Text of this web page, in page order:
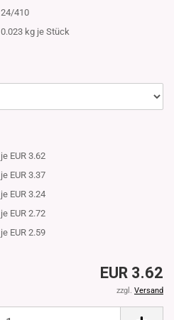
24/410
0.023 kg je Stück
je EUR 3.62
je EUR 3.37
je EUR 3.24
je EUR 2.72
je EUR 2.59
EUR 3.62
zzgl. Versand